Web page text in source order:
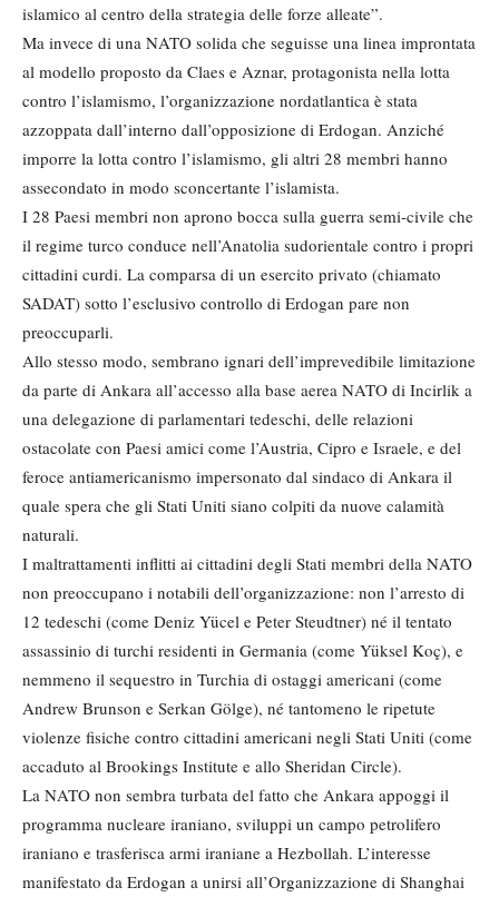
islamico al centro della strategia delle forze alleate”.
Ma invece di una NATO solida che seguisse una linea improntata
al modello proposto da Claes e Aznar, protagonista nella lotta
contro l’islamismo, l’organizzazione nordatlantica è stata
azzoppata dall’interno dall’opposizione di Erdogan. Anziché
imporre la lotta contro l’islamismo, gli altri 28 membri hanno
assecondato in modo sconcertante l’islamista.
I 28 Paesi membri non aprono bocca sulla guerra semi-civile che
il regime turco conduce nell’Anatolia sudorientale contro i propri
cittadini curdi. La comparsa di un esercito privato (chiamato
SADAT) sotto l’esclusivo controllo di Erdogan pare non
preoccuparli.
Allo stesso modo, sembrano ignari dell’imprevedibile limitazione
da parte di Ankara all’accesso alla base aerea NATO di Incirlik a
una delegazione di parlamentari tedeschi, delle relazioni
ostacolate con Paesi amici come l’Austria, Cipro e Israele, e del
feroce antiamericanismo impersonato dal sindaco di Ankara il
quale spera che gli Stati Uniti siano colpiti da nuove calamità
naturali.
I maltrattamenti inflitti ai cittadini degli Stati membri della NATO
non preoccupano i notabili dell’organizzazione: non l’arresto di
12 tedeschi (come Deniz Yücel e Peter Steudtner) né il tentato
assassinio di turchi residenti in Germania (come Yüksel Koç), e
nemmeno il sequestro in Turchia di ostaggi americani (come
Andrew Brunson e Serkan Gölge), né tantomeno le ripetute
violenze fisiche contro cittadini americani negli Stati Uniti (come
accaduto al Brookings Institute e allo Sheridan Circle).
La NATO non sembra turbata del fatto che Ankara appoggi il
programma nucleare iraniano, sviluppi un campo petrolifero
iraniano e trasferisca armi iraniane a Hezbollah. L’interesse
manifestato da Erdogan a unirsi all’Organizzazione di Shanghai